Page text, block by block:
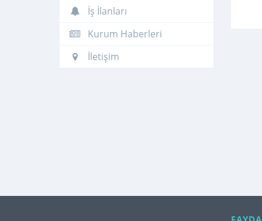
İş İlanları
Kurum Haberleri
İletişim